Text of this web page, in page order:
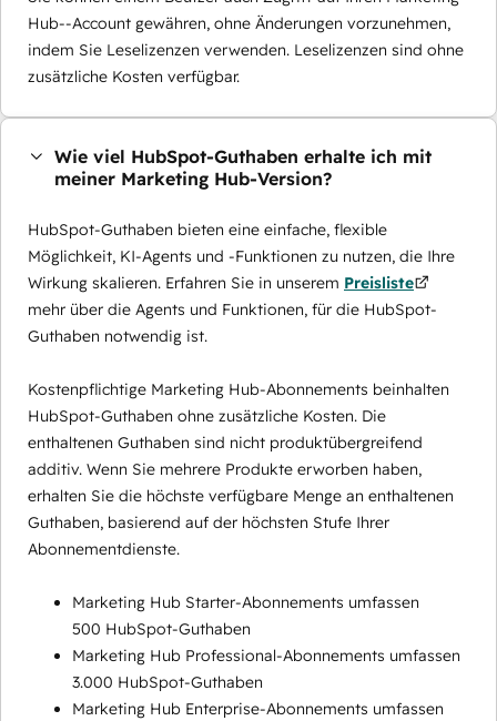
Hub--Account gewähren, ohne Änderungen vorzunehmen,
indem Sie Leselizenzen verwenden. Leselizenzen sind ohne
zusätzliche Kosten verfügbar.
Wie viel HubSpot-Guthaben erhalte ich mit
meiner Marketing Hub-Version?
HubSpot-Guthaben bieten eine einfache, flexible
Möglichkeit, KI-Agents und -Funktionen zu nutzen, die Ihre
Wirkung skalieren. Erfahren Sie in unserem Preisliste
mehr über die Agents und Funktionen, für die HubSpot-
Guthaben notwendig ist.
Kostenpflichtige Marketing Hub-Abonnements beinhalten
HubSpot-Guthaben ohne zusätzliche Kosten. Die
enthaltenen Guthaben sind nicht produktübergreifend
additiv. Wenn Sie mehrere Produkte erworben haben,
erhalten Sie die höchste verfügbare Menge an enthaltenen
Guthaben, basierend auf der höchsten Stufe Ihrer
Abonnementdienste.
Marketing Hub Starter-Abonnements umfassen
500 HubSpot-Guthaben
Marketing Hub Professional-Abonnements umfassen
3.000 HubSpot-Guthaben
Marketing Hub Enterprise-Abonnements umfassen